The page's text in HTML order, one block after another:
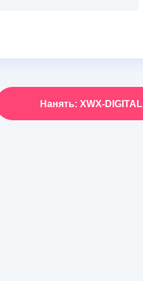
Нанять: XWX-DIGITAL